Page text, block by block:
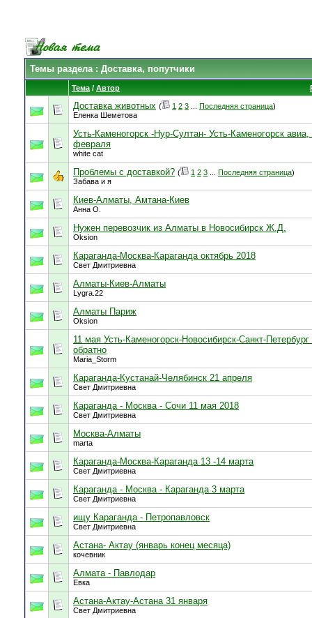
Темы раздела: Доставка, попутчики
Тема / Автор
Доставка животных ( 1 2 3 Последняя страница)
Еленка Шеметова
Усть-Каменогорск -Нур-Султан- Усть-Каменогорск авиа,
февраля
white cat
Проблемы с доставкой? ( 1 2 3 Последняя страница)
Забава и я
Киев-Алматы, Амтана-Киев
Анна О.
Нужен перевозчик из Алматы в Новосибирск Ж.Д.
Oksion
Караганда-Москва-Караганда октябрь 2018
Свет Дмитриевна
Алматы-Киев-Алматы
Lygra.22
Алматы Париж
Oksion
11 мая Усть-Каменогорск-Новосибирск-Санкт-Петербург
обратно
Maria_Storm
Караганда-Кустанай-Челябинск 21 апреля
Свет Дмитриевна
Караганда - Москва - Сочи 11 мая 2018
Свет Дмитриевна
Москва-Алматы
marta
Караганда-Москва-Караганда 13 -14 марта
Свет Дмитриевна
Караганда - Москва - Караганда 3 марта
Свет Дмитриевна
ищу Караганда - Петропавловск
Свет Дмитриевна
Астана- Актау (январь конец месяца)
кочевник
Алмата - Павлодар
Евка
Астана-Актау-Астана 31 января
Свет Дмитриевна